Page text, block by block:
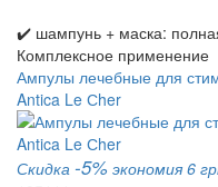
✔️ шампунь + маска:
Комплексное применение
Ампулы лечебные для
Antica Le Сher
Скидка -5% экономия 6